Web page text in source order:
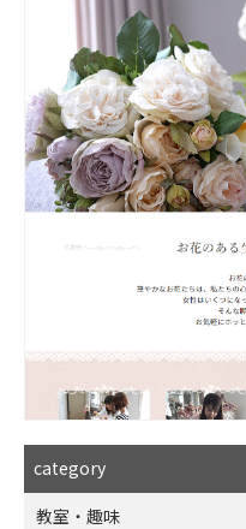
category
教室・趣味